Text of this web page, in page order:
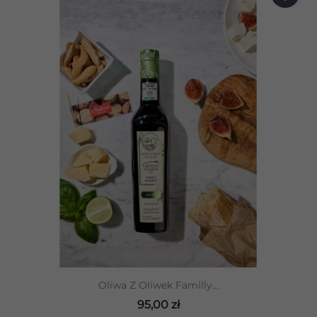
Oliwa Z Oliwek Familly...
95,00 zł